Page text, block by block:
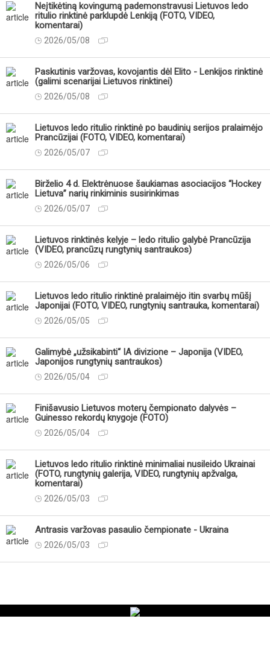
Neįtikėtiną kovingumą pademonstravusi Lietuvos ledo
ritulio rinktinė parklupdė Lenkiją (FOTO, VIDEO,
komentarai)
2026/05/08
Paskutinis varžovas, kovojantis dėl Elito - Lenkijos rinktinė
(galimi scenarijai Lietuvos rinktinei)
2026/05/08
Lietuvos ledo ritulio rinktinė po baudinių serijos pralaimėjo
Prancūzijai (FOTO, VIDEO, komentarai)
2026/05/07
Birželio 4 d. Elektrėnuose šaukiamas asociacijos “Hockey
Lietuva” narių rinkiminis susirinkimas
2026/05/07
Lietuvos rinktinės kelyje – ledo ritulio galybė Prancūzija
(VIDEO, prancūzų rungtynių santraukos)
2026/05/06
Lietuvos ledo ritulio rinktinė pralaimėjo itin svarbų mūšį
Japonijai (FOTO, VIDEO, rungtynių santrauka, komentarai)
2026/05/05
Galimybė „užsikabinti“ IA divizione – Japonija (VIDEO,
Japonijos rungtynių santraukos)
2026/05/04
Finišavusio Lietuvos moterų čempionato dalyvės –
Guinesso rekordų knygoje (FOTO)
2026/05/04
Lietuvos ledo ritulio rinktinė minimaliai nusileido Ukrainai
(FOTO, rungtynių galerija, VIDEO, rungtynių apžvalga,
komentarai)
2026/05/03
Antrasis varžovas pasaulio čempionate - Ukraina
2026/05/03